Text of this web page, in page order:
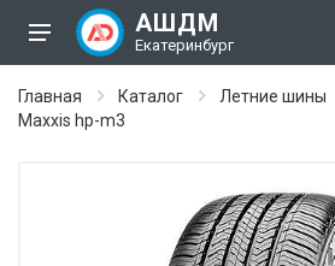
АШДМ
Екатеринбург
Главная Каталог Летние шины
Maxxis hp-m3